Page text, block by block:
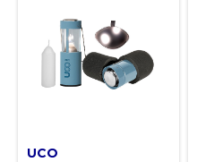
UCO